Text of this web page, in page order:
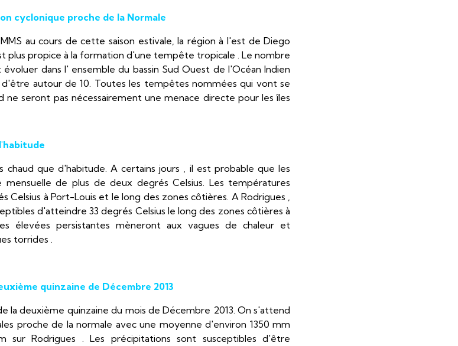
cyclonique proche de la Normale
au cours de cette saison estivale, la région à l'est de Diego
plus propice à la formation d'une tempête tropicale . Le nombre
dans l' ensemble du bassin Sud Ouest de l'Océan Indien
autour de 10. Toutes les tempêtes nommées qui vont se
ne seront pas nécessairement une menace directe pour les îles
chaud que d'habitude. A certains jours , il est probable que les
de plus de deux degrés Celsius. Les températures
Celsius à Port-Louis et le long des zones côtières. A Rodrigues ,
d'atteindre 33 degrés Celsius le long des zones côtières à
élevées persistantes mèneront aux vagues de chaleur et
torrides .
quinzaine de Décembre 2013
la deuxième quinzaine du mois de Décembre 2013. On s'attend
proche de la normale avec une moyenne d'environ 1350 mm
sur Rodrigues . Les précipitations sont susceptibles d'être